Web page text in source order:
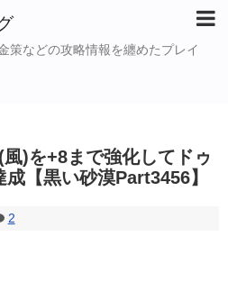
策などの攻略情報を纏めたプレイ
)を+8まで強化してドゥ
【黒い砂漠Part3456】
2